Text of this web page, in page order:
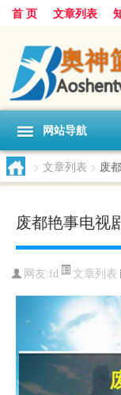
首 页 文章列表
网站导航
> 文章列表 > 废
废都艳事电视
网友:fd 文章列表